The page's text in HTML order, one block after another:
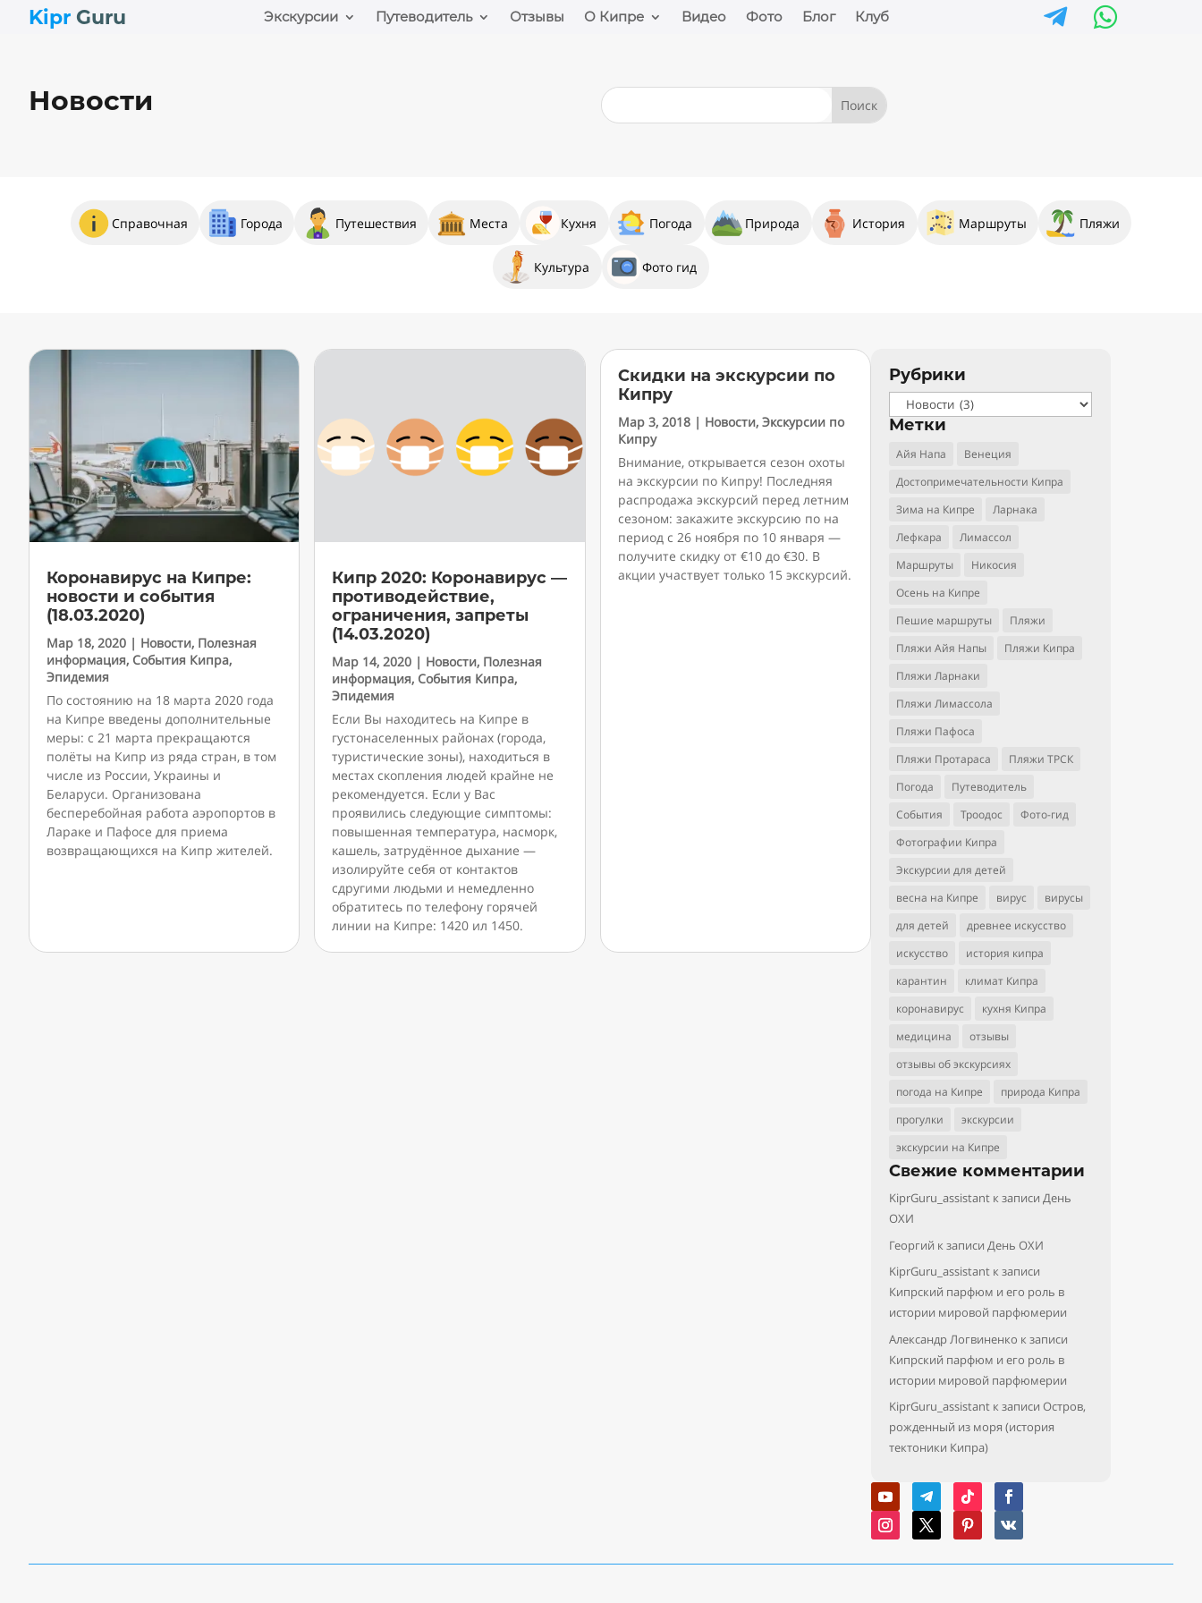
Kipr Guru Экскурсии Путеводитель Отзывы О Кипре Видео Фото Блог Клуб  
Новости
Справочная Города Путешествия Места Кухня Погода Природа История Маршруты Пляжи
Культура Фото гид
Коронавирус на Кипре:
новости и события
(18.03.2020)
Мар 18, 2020 | Новости, Полезная
информация, События Кипра,
Эпидемия
По состоянию на 18 марта 2020 года
на Кипре введены дополнительные
меры: с 21 марта прекращаются
полёты на Кипр из ряда стран, в том
числе из России, Украины и
Беларуси. Организована
бесперебойная работа аэропортов в
Лараке и Пафосе для приема
возвращающихся на Кипр жителей.
Кипр 2020: Коронавирус —
противодействие,
ограничения, запреты
(14.03.2020)
Мар 14, 2020 | Новости, Полезная
информация, События Кипра,
Эпидемия
Если Вы находитесь на Кипре в
густонаселенных районах (города,
туристические зоны), находиться в
местах скопления людей крайне не
рекомендуется. Если у Вас
проявились следующие симптомы:
повышенная температура, насморк,
кашель, затрудённое дыхание —
изолируйте себя от контактов
сдругими людьми и немедленно
обратитесь по телефону горячей
линии на Кипре: 1420 ил 1450.
Скидки на экскурсии по
Кипру
Мар 3, 2018| Новости, Экскурсии по
Кипру
Внимание, открывается сезон охоты
на экскурсии по Кипру! Последняя
распродажа экскурсий перед летним
сезоном: закажите экскурсию по на
период с 26 ноября по 10 января —
получите скидку от €10 до €30. В
акции участвует только 15 экскурсий.
Рубрики
Рубрики
Метки
Айя Напа
Венеция
Достопримечательности Кипра
Зима на Кипре
Ларнака
Лефкара
Лимассол
Маршруты
Никосия
Осень на Кипре
Пешие маршруты
Пляжи
Пляжи Айя Напы
Пляжи Кипра
Пляжи Ларнаки
Пляжи Лимассола
Пляжи Пафоса
Пляжи Протараса
Пляжи ТРСК
Погода
Путеводитель
События
Троодос
Фото-гид
Фотографии Кипра
Экскурсии для детей
весна на Кипре
вирус
вирусы
для детей
древнее искусство
искусство
история кипра
карантин
климат Кипра
коронавирус
кухня Кипра
медицина
отзывы
отзывы об экскурсиях
погода на Кипре
природа Кипра
прогулки
экскурсии
экскурсии на Кипре
Свежие комментарии
KiprGuru_assistant к записиДень
ОХИ
Георгий к записиДень ОХИ
KiprGuru_assistant к записи
Кипрский парфюм и его роль в
истории мировой парфюмерии
Александр Логвиненко к записи
Кипрский парфюм и его роль в
истории мировой парфюмерии
KiprGuru_assistant к записиОстров,
рожденный из моря (история
тектоники Кипра)